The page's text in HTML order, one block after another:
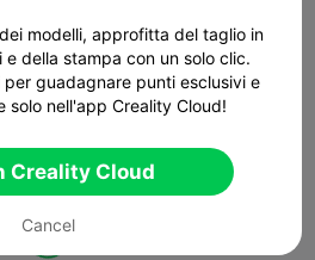
modelli, approfitta del taglio in
della stampa con un solo clic.
guadagnare punti esclusivi e
solo nell'app Creality Cloud!
Creality Cloud
Cancel